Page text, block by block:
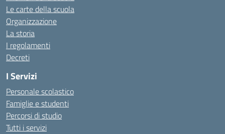
Le carte della scuola
Organizzazione
La storia
I regolamenti
Decreti
I Servizi
Personale scolastico
Famiglie e studenti
Percorsi di studio
Tutti i servizi